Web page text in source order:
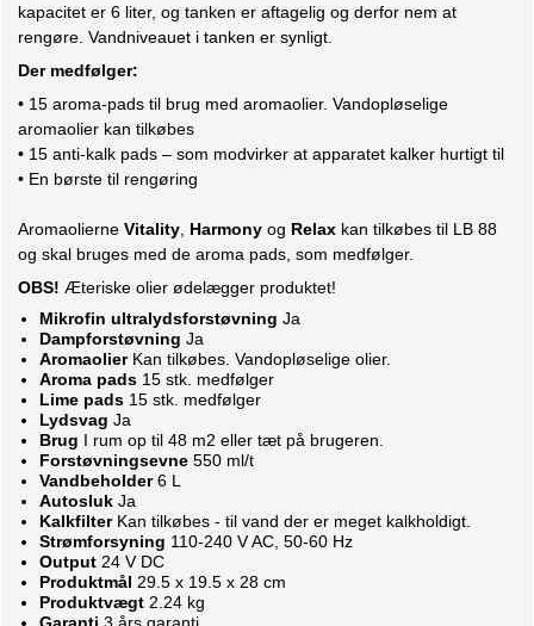
kapacitet er 6 liter, og tanken er aftagelig og derfor nem at
rengøre. Vandniveauet i tanken er synligt.
Der medfølger:
• 15 aroma-pads til brug med aromaolier. Vandopløselige
aromaolier kan tilkøbes
• 15 anti-kalk pads – som modvirker at apparatet kalker hurtigt til
• En børste til rengøring
Aromaolierne Vitality Harmony og Relax kan tilkøbes til LB 88
og skal bruges med de aroma pads, som medfølger.
OBS! Æteriske olier ødelægger produktet!
Mikrofin ultralydsforstøvning Ja
Dampforstøvning Ja
AromaolierKan tilkøbes. Vandopløselige olier.
Aroma pads15 stk. medfølger
Lime pads15 stk. medfølger
Lydsvag Ja
Brug I rum op til 48 m2 eller tæt på brugeren.
Forstøvningsevne550 ml/t
Vandbeholder6 L
AutoslukJa
KalkfilterKan tilkøbes - til vand der er meget kalkholdigt.
Strømforsyning 110-240 V AC, 50-60 Hz
Output24 V DC
Produktmål 29.5 x 19.5 x 28 cm
Produktvægt2.24 kg